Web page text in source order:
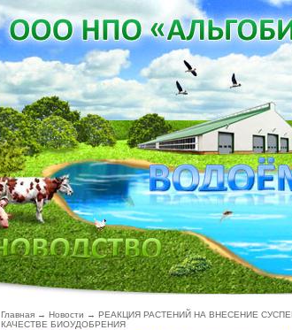
Главная → Новости → РЕАКЦИЯ РАСТЕНИЙ НА ВНЕСЕНИЕ
КАЧЕСТВЕ БИОУДОБРЕНИЯ